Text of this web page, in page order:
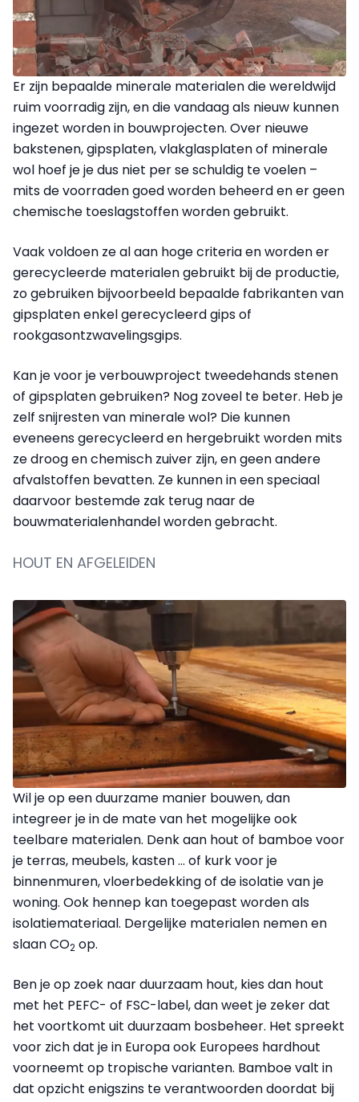
Er zijn bepaalde minerale materialen die wereldwijd
ruim voorradig zijn, en die vandaag als nieuw kunnen
ingezet worden in bouwprojecten. Over nieuwe
bakstenen, gipsplaten, vlakglasplaten of minerale
wol hoef je je dus niet per se schuldig te voelen –
mits de voorraden goed worden beheerd en er geen
chemische toeslagstoffen worden gebruikt.
Vaak voldoen ze al aan hoge criteria en worden er
gerecycleerde materialen gebruikt bij de productie,
zo gebruiken bijvoorbeeld bepaalde fabrikanten van
gipsplaten enkel gerecycleerd gips of
rookgasontzwavelingsgips.
Kan je voor je verbouwproject tweedehands stenen
of gipsplaten gebruiken? Nog zoveel te beter. Heb je
zelf snijresten van minerale wol? Die kunnen
eveneens gerecycleerd en hergebruikt worden mits
ze droog en chemisch zuiver zijn, en geen andere
afvalstoffen bevatten. Ze kunnen in een speciaal
daarvoor bestemde zak terug naar de
bouwmaterialenhandel worden gebracht.
HOUT EN AFGELEIDEN
Wil je op een duurzame manier bouwen, dan
integreer je in de mate van het mogelijke ook
teelbare materialen. Denk aan hout of bamboe voor
je terras, meubels, kasten … of kurk voor je
binnenmuren, vloerbedekking of de isolatie van je
woning. Ook hennep kan toegepast worden als
isolatiemateriaal. Dergelijke materialen nemen en
slaan CO2 op.
Ben je op zoek naar duurzaam hout, kies dan hout
met het PEFC- of FSC-label, dan weet je zeker dat
het voortkomt uit duurzaam bosbeheer. Het spreekt
voor zich dat je in Europa ook Europees hardhout
voorneemt op tropische varianten. Bamboe valt in
dat opzicht enigszins te verantwoorden doordat bij